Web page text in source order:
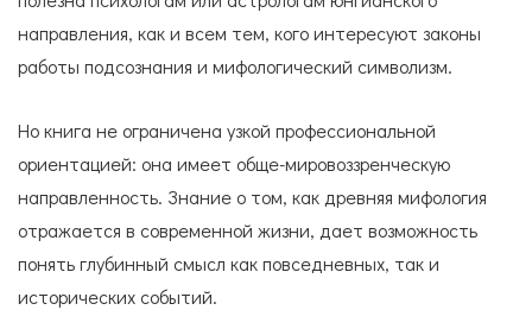
направления, как и всем тем, кого интересуют законы
работы подсознания и мифологический символизм.
Но книга не ограничена узкой профессиональной
ориентацией: она имеет обще-мировоззренческую
направленность. Знание о том, как древняя мифология
отражается в современной жизни, дает возможность
понять глубинный смысл как повседневных, так и
исторических событий.